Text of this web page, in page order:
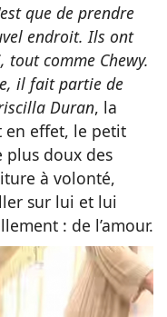
que de prendre
endroit. Ils ont
comme Chewy.
il fait partie de
Duran, la
en effet, le petit
plus doux des
à volonté,
sur lui et lui
: de l’amour.